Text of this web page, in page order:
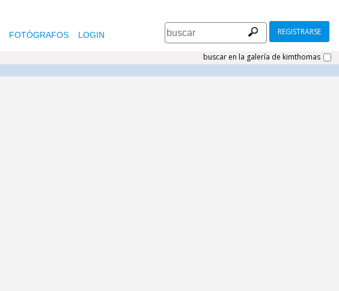
FOTÓGRAFOS LOGIN REGISTRARSE
buscar en la galería de kimthomas